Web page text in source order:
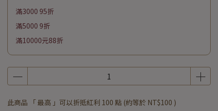
滿3000 95折
滿5000 9折
滿10000元88折
此商品 「 最高 」可以折抵紅利 100 點 (約等於 NT$100 )